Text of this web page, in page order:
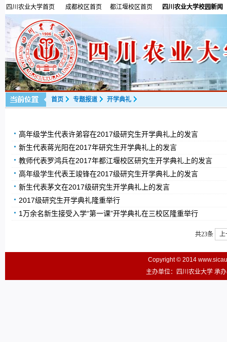
四川农业大学首页 成都校区首页 都江堰校区首页 四川农业大学校园新闻
首页 专题报道 开学典礼
高年级学生代表许弟容在2017级研究生开学典礼上的发言
新生代表蒋光阳在2017年研究生开学典礼上的发言
教师代表罗鸿兵在2017年都江堰校区研究生开学典礼上的发言
高年级学生代表王竣锋在2017级研究生开学典礼上的发言
新生代表茅文在2017级研究生开学典礼上的发言
2017级研究生开学典礼隆重举行
1万余名新生接受入学“第一课”开学典礼在三校区隆重举行
共23条 上
Copyright © 2014
主办单位：四川农业大学 承